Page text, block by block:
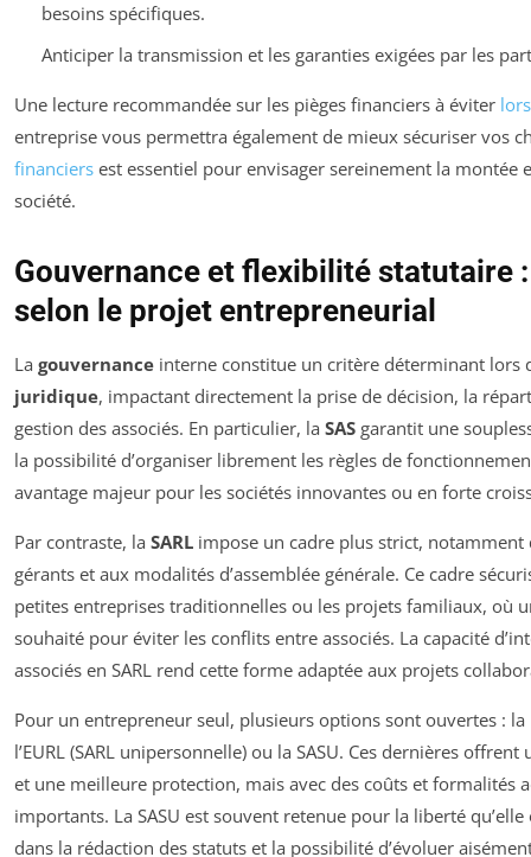
besoins spécifiques.
Anticiper la transmission et les garanties exigées par les
Une lecture recommandée sur les pièges financiers à éviter
entreprise vous permettra également de mieux sécuriser vos
financiers est essentiel pour envisager sereinement la montée
société.
Gouvernance et flexibilité statutaire :
selon le projet entrepreneurial
La gouvernance interne constitue un critère déterminant lors
juridique, impactant directement la prise de décision, la
gestion des associés. En particulier, la SAS garantit une
la possibilité d’organiser librement les règles de
avantage majeur pour les sociétés innovantes ou en forte
Par contraste, la SARL impose un cadre plus strict,
gérants et aux modalités d’assemblée générale. Ce cadre
petites entreprises traditionnelles ou les projets familiaux, où
souhaité pour éviter les conflits entre associés. La capacité
associés en SARL rend cette forme adaptée aux projets
Pour un entrepreneur seul, plusieurs options sont ouvertes :
l’EURL (SARL unipersonnelle) ou la SASU. Ces dernières
et une meilleure protection, mais avec des coûts et formalités
importants. La SASU est souvent retenue pour la liberté
dans la rédaction des statuts et la possibilité d’évoluer